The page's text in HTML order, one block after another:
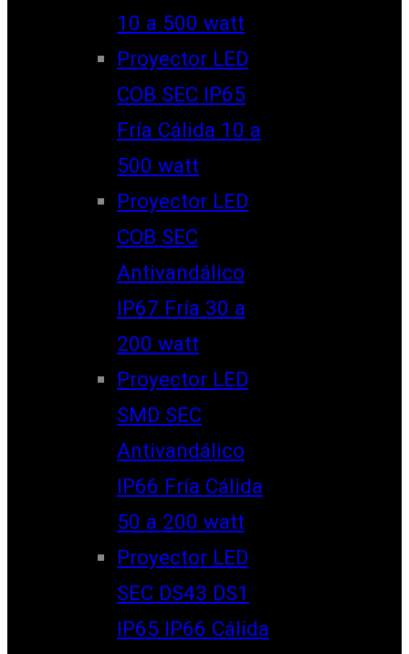
10 a 500 watt
Proyector LED
COB SEC IP65
Fría Cálida 10 a
500 watt
Proyector LED
COB SEC
Antivandálico
IP67 Fría 30 a
200 watt
Proyector LED
SMD SEC
Antivandálico
IP66 Fría Cálida
50 a 200 watt
Proyector LED
SEC DS43 DS1
IP65 IP66 Cálida